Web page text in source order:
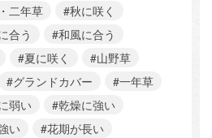
二年草
#秋に咲く
合う
#和風に合う
#夏に咲く
#山野草
#グランドカバー
#一年草
弱い
#乾燥に強い
い
#花期が長い